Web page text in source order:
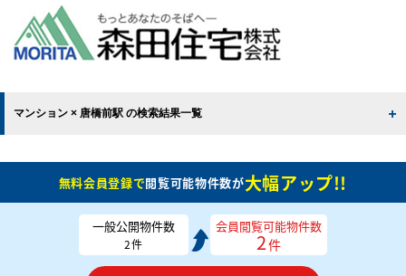
マンション × 唐橋前駅 の検索結果一覧
無料会員登録で閲覧可能物件数が大幅アップ!!
一般公開物件数
2件
会員閲覧可能物件数
2件